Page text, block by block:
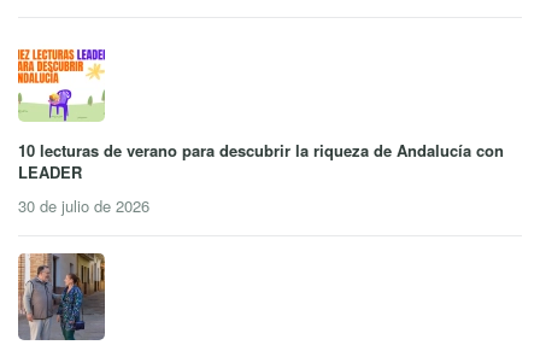
10 lecturas de verano para descubrir la riqueza de Andalucía con
LEADER
30 de julio de 2026